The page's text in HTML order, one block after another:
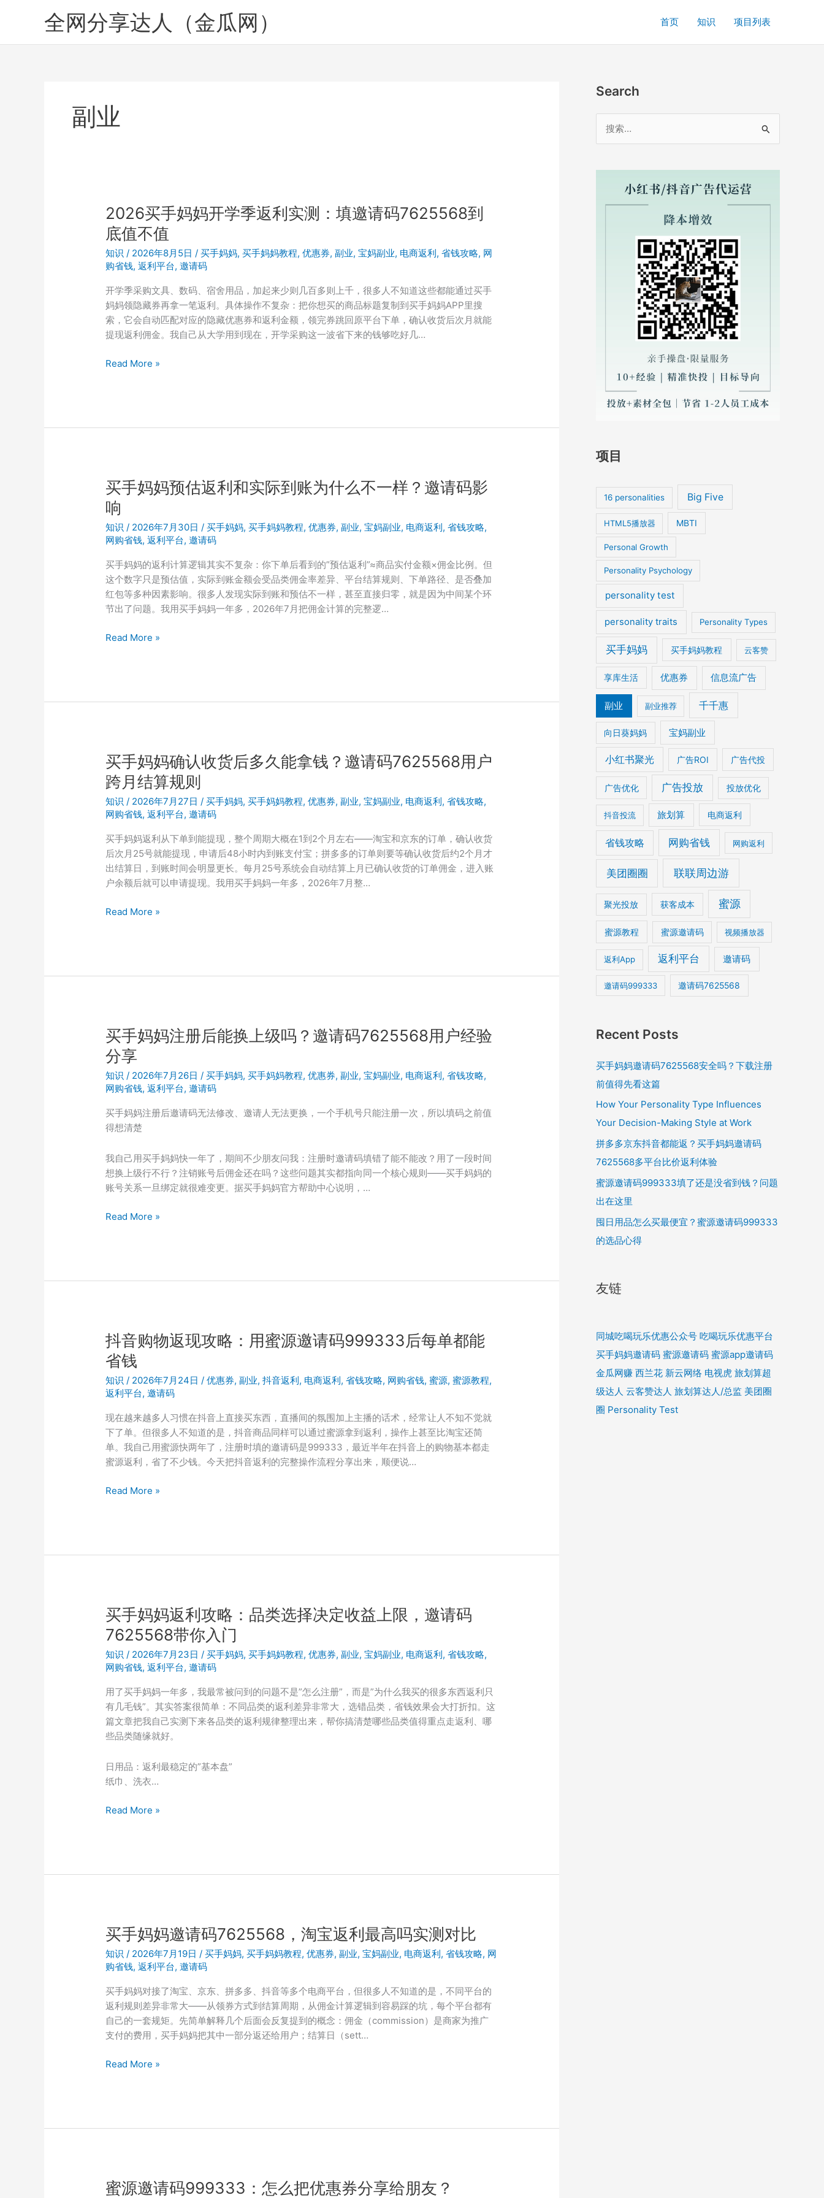
全网分享达人（金瓜网） 首页 知识 项目列表
副业
2026买手妈妈开学季返利实测：填邀请码7625568到
底值不值
知识 / 2026年8月5日/买手妈妈,买手妈妈教程,优惠券,副业,宝妈副业, 电商返利 ,省钱攻略, 网
购省钱,返利平台,邀请码
开学季采购文具、数码、宿舍用品，加起来少则几百多则上千，很多人不知道这些都能通过买手
妈妈领隐藏券再拿一笔返利。具体操作不复杂：把你想买的商品标题复制到买手妈妈APP里搜
索，它会自动匹配对应的隐藏优惠券和返利金额，领完券跳回原平台下单，确认收货后次月就能
提现返利佣金。我自己从大学用到现在，开学采购这一波省下来的钱够吃好几…
2026
返
利
实
测：
填
请
码
7625568
到
值
Read More »
买手妈妈预估返利和实际到账为什么不一样？邀请码影
响
知识 / 2026年7月30日/买手妈妈,买手妈妈教程,优惠券,副业,宝妈副业, 电商返利 ,省钱攻略,
网购省钱,返利平台,邀请码
买手妈妈的返利计算逻辑其实不复杂：你下单后看到的”预估返利”≈商品实付金额×佣金比例。但
这个数字只是预估值，实际到账金额会受品类佣金率差异、平台结算规则、下单路径、是否叠加
红包等多种因素影响。很多人发现实际到账和预估不一样，甚至直接归零，就是因为中间某个环
节出了问题。我用买手妈妈一年多，2026年7月把佣金计算的完整逻…
买
和
实
际
到
账
什
么
不
一
邀
响
Read More »
买手妈妈确认收货后多久能拿钱？邀请码7625568用户
跨月结算规则
知识 / 2026年7月27日/买手妈妈,买手妈妈教程,优惠券,副业,宝妈副业, 电商返利,省钱攻略,
网购省钱,返利平台,邀请码
买手妈妈返利从下单到能提现，整个周期大概在1到2个月左右——淘宝和京东的订单，确认收货
后次月25号就能提现，申请后48小时内到账支付宝；拼多多的订单则要等确认收货后约2个月才
出结算日，到账时间会明显更长。每月25号系统会自动结算上月已确认收货的订单佣金，进入账
户余额后就可以申请提现。我用买手妈妈一年多，2026年7月整…
买
后
多
久
能
拿
邀
请
7625568
用
户
月
则
Read More »
买手妈妈注册后能换上级吗？邀请码7625568用户经验
分享
知识 / 2026年7月26日/买手妈妈,买手妈妈教程,优惠券,副业,宝妈副业, 电商返利,省钱攻略,
网购省钱,返利平台,邀请码
买手妈妈注册后邀请码无法修改、邀请人无法更换，一个手机号只能注册一次，所以填码之前值
得想清楚
我自己用买手妈妈快一年了，期间不少朋友问我：注册时邀请码填错了能不能改？用了一段时间
想换上级行不行？注销账号后佣金还在吗？这些问题其实都指向同一个核心规则——买手妈妈的
账号关系一旦绑定就很难变更。据买手妈妈官方帮助中心说明，…
买
换
上
级
吗？
邀
码
7625568
用
户
验
Read More »
抖音购物返现攻略：用蜜源邀请码999333后每单都能
省钱
知识 / 2026年7月24日/优惠券,副业,抖音返利, 电商返利,省钱攻略, 网购省钱,蜜源,蜜源教程,
返利平台,邀请码
现在越来越多人习惯在抖音上直接买东西，直播间的氛围加上主播的话术，经常让人不知不觉就
下了单。但很多人不知道的是，抖音商品同样可以通过蜜源拿到返利，操作上甚至比淘宝还简
单。我自己用蜜源快两年了，注册时填的邀请码是999333，最近半年在抖音上的购物基本都走
蜜源返利，省了不少钱。今天把抖音返利的完整操作流程分享出来，顺便说…
抖
用
蜜
源
邀
请
999333
后
每
单
能
省
Read More »
买手妈妈返利攻略：品类选择决定收益上限，邀请码
7625568带你入门
知识 / 2026年7月23日/买手妈妈,买手妈妈教程,优惠券,副业,宝妈副业, 电商返利,省钱攻略,
网购省钱,返利平台,邀请码
用了买手妈妈一年多，我最常被问到的问题不是”怎么注册”，而是”为什么我买的很多东西返利只
有几毛钱”。其实答案很简单：不同品类的返利差异非常大，选错品类，省钱效果会大打折扣。这
篇文章把我自己实测下来各品类的返利规律整理出来，帮你搞清楚哪些品类值得重点走返利、哪
些品类随缘就好。
日用品：返利最稳定的”基本盘”
纸巾、洗衣…
买
品
类
选
择
决
定
收
益
限，
Read More »
买手妈妈邀请码7625568，淘宝返利最高吗实测对比
知识 / 2026年7月19日/买手妈妈,买手妈妈教程,优惠券,副业,宝妈副业, 电商返利,省钱攻略, 网
购省钱,返利平台,邀请码
买手妈妈对接了淘宝、京东、拼多多、抖音等多个电商平台，但很多人不知道的是，不同平台的
返利规则差异非常大——从领券方式到结算周期，从佣金计算逻辑到容易踩的坑，每个平台都有
自己的一套规矩。先简单解释几个后面会反复提到的概念：佣金（commission）是商家为推广
支付的费用，买手妈妈把其中一部分返还给用户；结算日（sett…
买
淘
宝
Read More »
蜜源邀请码999333：怎么把优惠券分享给朋友？
Search
项目
16 personalities Big Five
HTML5播放器 MBTI
Personal Growth
Personality Psychology
personality test
personality traits Personality Types
买手妈妈 买手妈妈教程 云客赞
享库生活 优惠券 信息流广告
副业 副业推荐 千千惠
向日葵妈妈 宝妈副业
小红书聚光 广告ROI 广告代投
广告优化 广告投放 投放优化
抖音投流 旅划算 电商返利
省钱攻略 网购省钱 网购返利
美团圈圈 联联周边游
聚光投放 获客成本 蜜源
蜜源教程 蜜源邀请码 视频播放器
返利App 返利平台 邀请码
邀请码999333 邀请码7625568
Recent Posts
买手妈妈邀请码7625568安全吗？下载注册
前值得先看这篇
How Your Personality Type Influences
Your Decision-Making Style at Work
拼多多京东抖音都能返？买手妈妈邀请码
7625568多平台比价返利体验
蜜源邀请码999333填了还是没省到钱？问题
出在这里
囤日用品怎么买最便宜？蜜源邀请码999333
的选品心得
友链
同城吃喝玩乐优惠公众号 吃喝玩乐优惠平台
买手妈妈邀请码 蜜源邀请码 蜜源app邀请码
金瓜网赚 西兰花 新云网络 电视虎 旅划算超
级达人 云客赞达人 旅划算达人/总监 美团圈
圈 Personality Test